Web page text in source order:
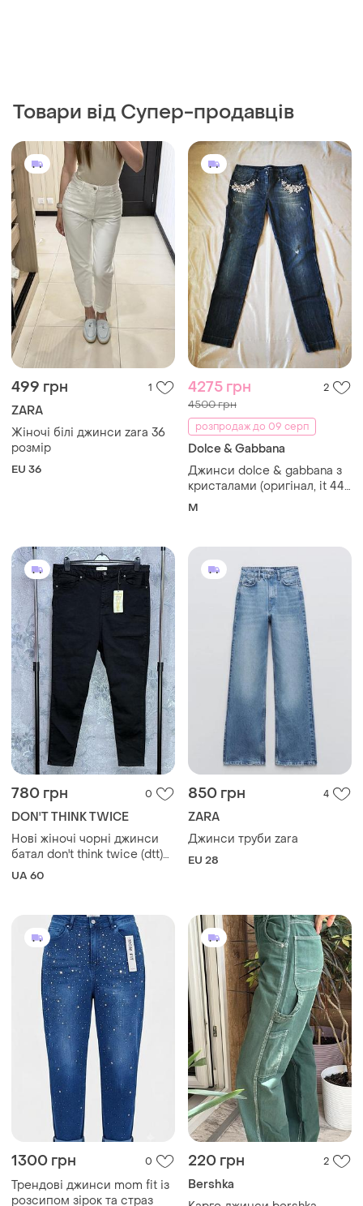
Товари від Супер-продавців
499 грн 1
ZARA
Жіночі білі джинси zara 36
розмір
EU 36
4275 грн 2
4500 грн
розпродаж до 09 серп
Dolce & Gabbana
Джинси dolce & gabbana з
кристалами (оригінал, it 44
/ m) ✨ archive y2k
M
780 грн 0
DON'T THINK TWICE
Нові жіночі чорні джинси
батал don't think twice (dtt)
ellie 60 розмір (uk 24)
жіночий одяг денім скіні
UA 60
850 грн 4
ZARA
Джинси труби zara
EU 28
1300 грн 0
Трендові джинси mom fit із
розсипом зірок та страз
220 грн 2
Bershka